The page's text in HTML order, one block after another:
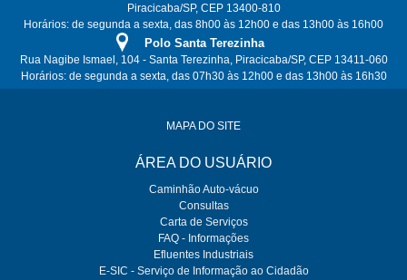
Piracicaba/SP, CEP 13400-810
Horários: de segunda a sexta, das 8h00 às 12h00 e das 13h00 às 16h00
Polo Santa Terezinha
Rua Nagibe Ismael, 104 - Santa Terezinha, Piracicaba/SP, CEP 13411-060
Horários: de segunda a sexta, das 07h30 às 12h00 e das 13h00 às 16h30
MAPA DO SITE
ÁREA DO USUÁRIO
Caminhão Auto-vácuo
Consultas
Carta de Serviços
FAQ - Informações
Efluentes Industriais
E-SIC - Serviço de Informação ao Cidadão